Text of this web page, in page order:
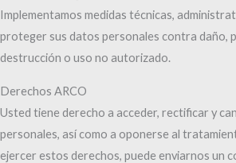
Implementamos medidas técnicas,
proteger sus datos personales contra daño,
destrucción o uso no autorizado.
Derechos ARCO
Usted tiene derecho a acceder, rectificar y
personales, así como a oponerse al
ejercer estos derechos, puede enviarnos un